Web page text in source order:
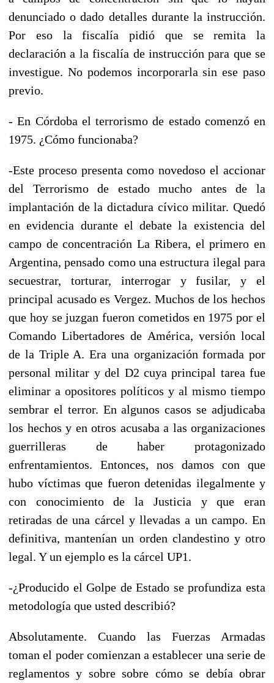
denunciado o dado detalles durante la instrucción.
Por eso la fiscalía pidió que se remita la
declaración a la fiscalía de instrucción para que se
investigue. No podemos incorporarla sin ese paso
previo.
- En Córdoba el terrorismo de estado comenzó en
1975. ¿Cómo funcionaba?
-Este proceso presenta como novedoso el accionar
del Terrorismo de estado mucho antes de la
implantación de la dictadura cívico militar. Quedó
en evidencia durante el debate la existencia del
campo de concentración La Ribera, el primero en
Argentina, pensado como una estructura ilegal para
secuestrar, torturar, interrogar y fusilar, y el
principal acusado es Vergez. Muchos de los hechos
que hoy se juzgan fueron cometidos en 1975 por el
Comando Libertadores de América, versión local
de la Triple A. Era una organización formada por
personal militar y del D2 cuya principal tarea fue
eliminar a opositores políticos y al mismo tiempo
sembrar el terror. En algunos casos se adjudicaba
los hechos y en otros acusaba a las organizaciones
guerrilleras de haber protagonizado
enfrentamientos. Entonces, nos damos con que
hubo víctimas que fueron detenidas ilegalmente y
con conocimiento de la Justicia y que eran
retiradas de una cárcel y llevadas a un campo. En
definitiva, mantenían un orden clandestino y otro
legal. Y un ejemplo es la cárcel UP1.
-¿Producido el Golpe de Estado se profundiza esta
metodología que usted describió?
Absolutamente. Cuando las Fuerzas Armadas
toman el poder comienzan a establecer una serie de
reglamentos y sobre sobre cómo se debía obrar